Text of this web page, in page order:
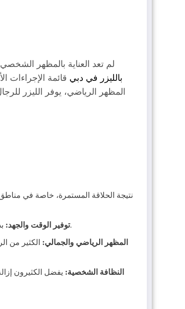
لم تعد العناية بالمظهر
بالليزر في دبي قائمة الإجراءات
المظهر الرياضي، يوفر الليزر
توفير الوقت والجهد:بدلاً من قضاء وقت يومي أو أسبوعي في الحلاقة أو تهذيب الشعر، يمنح الليزر راحة طويلة الأمد بعد الانتهاء من عدد الجلسات الموصى به.
المظهر الرياضي والجمالي: الكثير من
النظافة الشخصية: يفضل الكثيرون